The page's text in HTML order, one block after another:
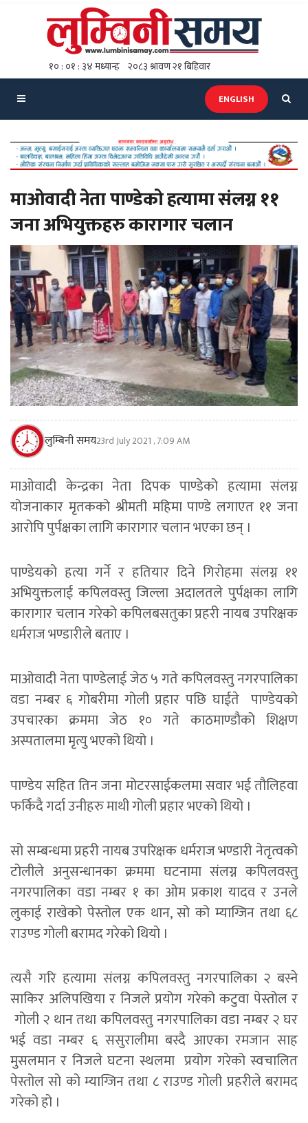
ENGLISH
माओवादी नेता पाण्डेको हत्यामा संलग्न ११
जना अभियुक्तहरु कारागार चलान
लुम्बिनी समय23rd July 2021 , 7:09 AM
माओवादी केन्द्रका नेता दिपक पाण्डेको हत्यामा संलग्न
योजनाकार मृतकको श्रीमती महिमा पाण्डे लगाएत ११ जना
आरोपि पुर्पक्षका लागि कारागार चलान भएका छन् ।
पाण्डेयको हत्या गर्ने र हतियार दिने गिरोहमा संलग्न ११
अभियुक्तलाई कपिलवस्तु जिल्ला अदालतले पुर्पक्षका लागि
कारागार चलान गरेको कपिलबसतुका प्रहरी नायब उपरिक्षक
धर्मराज भण्डारीले बताए ।
माओवादी नेता पाण्डेलाई जेठ ५ गते कपिलवस्तु नगरपालिका
वडा नम्बर ६ गोबरीमा गोली प्रहार पछि घाईते पाण्डेयको
उपचारका क्रममा जेठ १० गते काठमाण्डौको शिक्षण
अस्पतालमा मृत्यु भएको थियो ।
पाण्डेय सहित तिन जना मोटरसाईकलमा सवार भई तौलिहवा
फर्किदै गर्दा उनीहरु माथी गोली प्रहार भएको थियो ।
सो सम्बन्धमा प्रहरी नायब उपरिक्षक धर्मराज भण्डारी नेतृत्वको
टोलीले अनुसन्धानका क्रममा घटनामा संलग्न कपिलवस्तु
नगरपालिका वडा नम्बर १ का ओम प्रकाश यादव र उनले
लुकाई राखेको पेस्तोल एक थान, सो को म्याग्जिन तथा ६८
राउण्ड गोली बरामद गरेको थियो ।
त्यसै गरि हत्यामा संलग्न कपिलवस्तु नगरपालिका २ बस्ने
साकिर अलिपखिया र निजले प्रयोग गरेको कटुवा पेस्तोल र
गोली २ थान तथा कपिलवस्तु नगरपालिका वडा नम्बर २ घर
भई वडा नम्बर ६ ससुरालीमा बस्दै आएका रमजान साह
मुसलमान र निजले घटना स्थलमा प्रयोग गरेको स्वचालित
पेस्तोल सो को म्याग्जिन तथा ८ राउण्ड गोली प्रहरीले बरामद
गरेको हो ।